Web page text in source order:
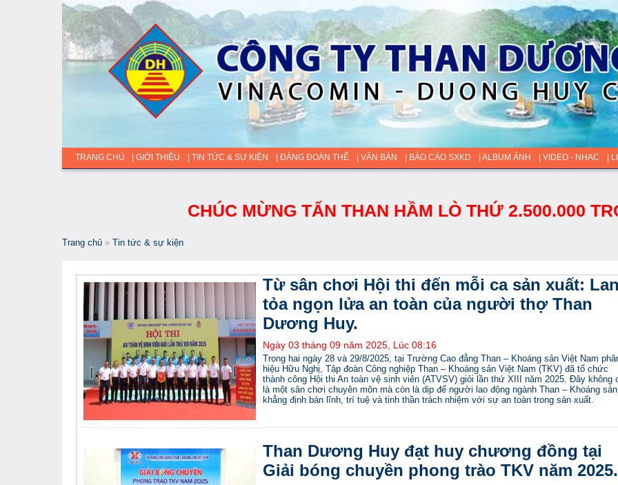
TRANG CHỦ | GIỚI THIỆU | TIN TỨC & SỰ KIỆN | ĐẢNG ĐOÀN THỂ | VĂN BẢN | BÁO CÁO SXKD | ALBUM ẢNH | VIDEO - NHẠC |
CHÚC MỪNG TẤN THAN HẦM LÒ THỨ 2.500.000
Trang chủ» Tin tức & sự kiện
Từ sân chơi Hội thi đến mỗi ca sản xuất: Lan
tỏa ngọn lửa an toàn của người thợ Than
Dương Huy.
Ngày 03 tháng 09 năm 2025, Lúc 08:16
Trong hai ngày 28 và 29/8/2025, tại Trường Cao đẳng Than – Khoáng sản Việt Nam
hiệu Hữu Nghị, Tập đoàn Công nghiệp Than – Khoáng sản Việt Nam (TKV) đã tổ chức
thành công Hội thi An toàn vệ sinh viên (ATVSV) giỏi lần thứ XIII năm 2025. Đây không
là một sân chơi chuyên môn mà còn là dịp để người lao động ngành Than – Khoáng sản
khẳng định bản lĩnh, trí tuệ và tinh thần trách nhiệm với sự an toàn trong sản xuất.
Than Dương Huy đạt huy chương đồng tại
Giải bóng chuyền phong trào TKV năm 2025.